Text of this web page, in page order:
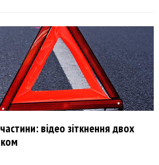
відео зіткнення двох